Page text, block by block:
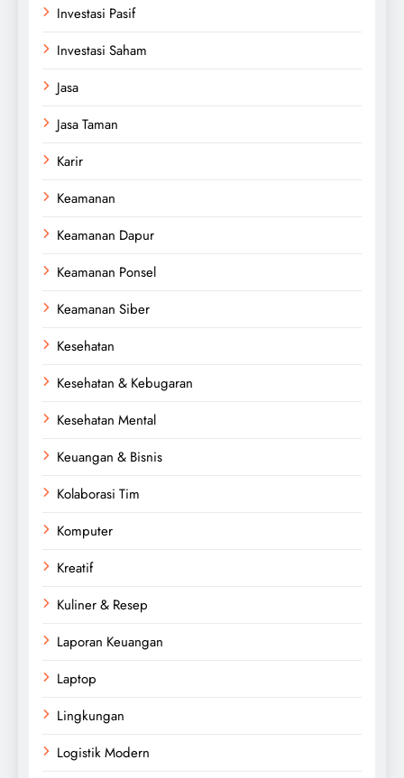
Investasi Pasif
Investasi Saham
Jasa
Jasa Taman
Karir
Keamanan
Keamanan Dapur
Keamanan Ponsel
Keamanan Siber
Kesehatan
Kesehatan & Kebugaran
Kesehatan Mental
Keuangan & Bisnis
Kolaborasi Tim
Komputer
Kreatif
Kuliner & Resep
Laporan Keuangan
Laptop
Lingkungan
Logistik Modern